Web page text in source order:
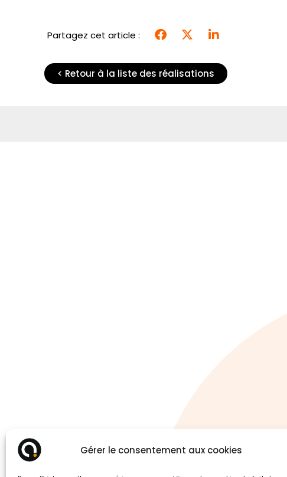
Gérer le consentement aux cookies
Partagez cet article :
< Retour à la liste des réalisations